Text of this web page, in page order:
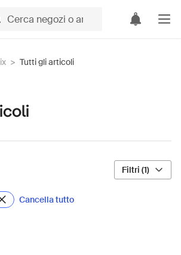
> Tutti gli articoli
Filtri (1)
Cancella tutto